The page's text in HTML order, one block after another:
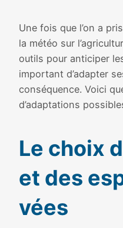
Une fois que l’on a
la météo sur
outils pour anti­ci­per
impor­tant d’adapter
consé­quence. Voici
d’adaptations
Le choix
et des
vées